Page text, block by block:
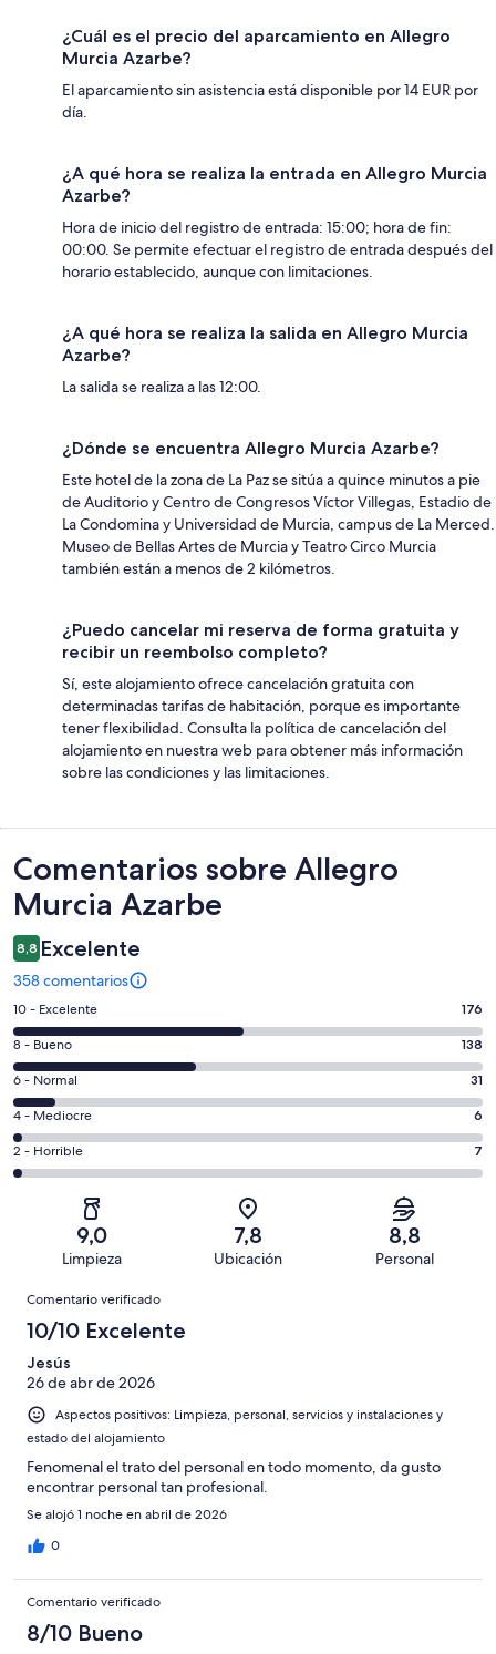
¿Cuál es el precio del aparcamiento en Allegro
Murcia Azarbe?
El aparcamiento sin asistencia está disponible por 14 EUR por
día.
¿A qué hora se realiza la entrada en Allegro Murcia
Azarbe?
Hora de inicio del registro de entrada: 15:00; hora de fin:
00:00. Se permite efectuar el registro de entrada después del
horario establecido, aunque con limitaciones.
¿A qué hora se realiza la salida en Allegro Murcia
Azarbe?
La salida se realiza a las 12:00.
¿Dónde se encuentra Allegro Murcia Azarbe?
Este hotel de la zona de La Paz se sitúa a quince minutos a pie
de Auditorio y Centro de Congresos Víctor Villegas, Estadio de
La Condomina y Universidad de Murcia, campus de La Merced.
Museo de Bellas Artes de Murcia y Teatro Circo Murcia
también están a menos de 2 kilómetros.
¿Puedo cancelar mi reserva de forma gratuita y
recibir un reembolso completo?
Sí, este alojamiento ofrece cancelación gratuita con
determinadas tarifas de habitación, porque es importante
tener flexibilidad. Consulta la política de cancelación del
alojamiento en nuestra web para obtener más información
sobre las condiciones y las limitaciones.
Comentarios
Comentarios sobre Allegro
Murcia Azarbe
8,8 Excelente
358 comentarios
176
comentarios
de
un
total
de
358
con
puntuación
10 - Excelente 176
138
comentarios
de
un
total
de
puntuación
8 - Bueno 138
31
comentarios
de
un
total
puntuación
Normal
6 - Normal 31
6
comentarios
de
una
puntuación
Mediocre
4 - Mediocre 6
7
comentarios
358
una
puntuación
de
2 - Horrible 7
9,0
Limpieza
7,8
Ubicación
8,8
Personal
Comentarios
Comentario verificado
10/10 Excelente
Jesús
26 de abr de 2026
Aspectos positivos: Limpieza, personal, servicios y instalaciones y
estado del alojamiento
Fenomenal el trato del personal en todo momento, da gusto
encontrar personal tan profesional.
Se alojó 1 noche en abril de 2026
0
Comentario verificado
8/10 Bueno